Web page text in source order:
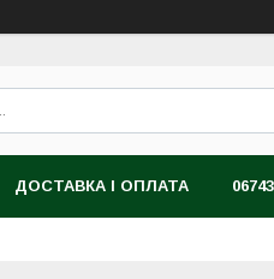
ДОСТАВКА І ОПЛАТА